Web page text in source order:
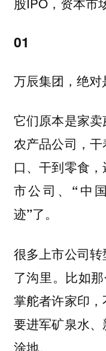
01
万辰集团，绝对
它们原本是家
农产品公司，
口、干到零食
市公司、“中
迹”了。
很多上市公司
了沟里。 比如
掌舵者许家印
要进军矿泉水
涂地。